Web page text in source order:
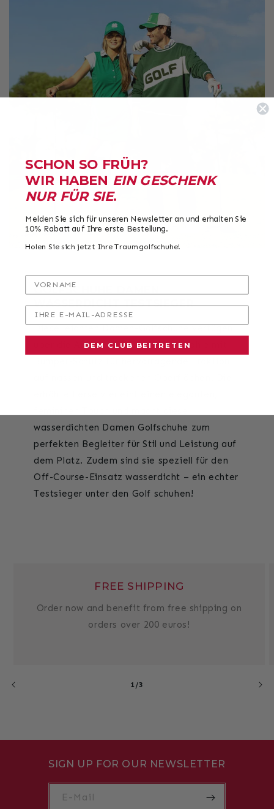
GOLFSCHUHE DAMEN
WASSERDICHT TESTSIEGER
Diese leichten Damen-Golfschuhe verfügen
über die Airplay 17 TR-Spikeless-Sohle mit
wasserdichten Damen Golfschuhe zum
perfekten Begleiter für Stil und Leistung auf
dem Platz. Zudem sind sie speziell für den
Off-Course-Einsatz wasserdicht – ein echter
Testsieger unter den Golf schuhen!
FREE SHIPPING
Order now and benefit from free shipping on
orders over 200 euros!
1/von
3
SIGN UP FOR OUR NEWSLETTER
E-Mail
SCHON SO FRÜH?
WIR HABEN EIN GESCHENK
NUR FÜR SIE.
Melden Sie sich für unseren Newsletter an und erhalten Sie
10% Rabatt auf Ihre erste Bestellung.
Holen Sie sich jetzt Ihre Traumgolfschuhe!
VORNAME
IHRE E-MAIL-ADRESSE
DEM CLUB BEITRETEN